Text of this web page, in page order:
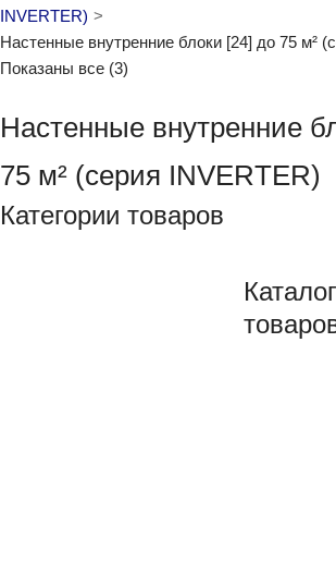
INVERTER)
Настенные внутренние блоки [24] до 75 м²
Показаны все (3)
Настенные внутренние
75 м² (серия INVERTER)
Категории товаров
Каталог